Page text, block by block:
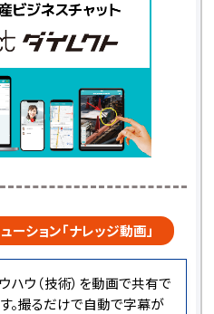
ション「ナレッジ動画」
ハウ（技術）を動画で共有で
。撮るだけで自動で字幕が